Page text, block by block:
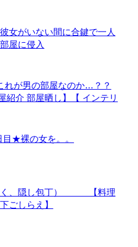
女がいない間に合鍵で一人
屋に侵入
れが男の部屋なのか…？？
紹介 部屋晒し】【 インテリ
★裸の女を。。
く、隠し包丁） 【料理
ごしらえ】